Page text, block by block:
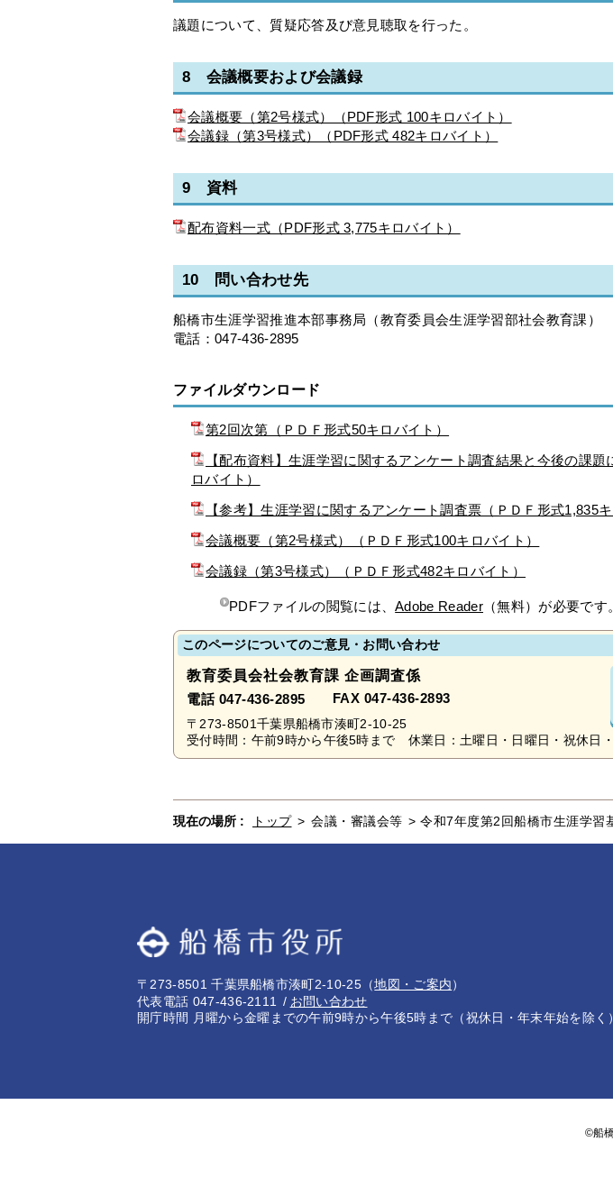
議題について、質疑応答及び意見聴取を行った。
8 会議概要および会議録
会議概要（第2号様式）（PDF形式 100キロバイト）
会議録（第3号様式）（PDF形式 482キロバイト）
9 資料
配布資料一式（PDF形式 3,775キロバイト）
10 問い合わせ先
船橋市生涯学習推進本部事務局（教育委員会生涯学習部社会教育課）
電話：047-436-2895
ファイルダウンロード
第2回次第（ＰＤＦ形式50キロバイト）
【配布資料】生涯学習に関するアンケート調査結果と今後の課
ロバイト）
【参考】生涯学習に関するアンケート調査票（ＰＤＦ形式1,835キ
会議概要（第2号様式）（ＰＤＦ形式100キロバイト）
会議録（第3号様式）（ＰＤＦ形式482キロバイト）
PDFファイルの閲覧には、Adobe Reader （無料）が必要です。
このページについてのご意見・お問い合わせ
教育委員会社会教育課 企画調査係
電話 047-436-2895 FAX 047-436-2893
〒273-8501千葉県船橋市湊町2-10-25
受付時間：午前9時から午後5時まで 休業日：土曜日・日曜日・祝休日
現在の場所 : トップ > 会議・審議会等 > 令和7年度第2回船橋市生涯学習
〒273-8501 千葉県船橋市湊町2-10-25 （地図・ご案内）
代表電話 047-436-2111
お問い合わせ
開庁時間 月曜から金曜までの午前9時から午後5時まで（祝休日・年末年始を除く）
©船